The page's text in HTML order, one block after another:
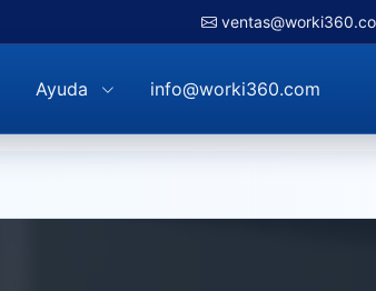
Ayuda info@worki360.com